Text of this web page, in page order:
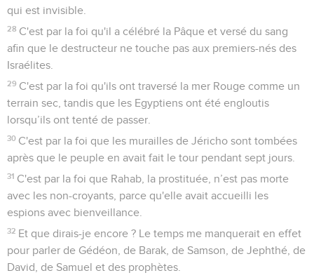
qui est invisible.
28 C'est par la foi qu'il a célébré la Pâque et versé du sang
afin que le destructeur ne touche pas aux premiers-nés des
Israélites.
29 C'est par la foi qu'ils ont traversé la mer Rouge comme un
terrain sec, tandis que les Egyptiens ont été engloutis
lorsqu’ils ont tenté de passer.
30 C'est par la foi que les murailles de Jéricho sont tombées
après que le peuple en avait fait le tour pendant sept jours.
31 C'est par la foi que Rahab, la prostituée, n’est pas morte
avec les non-croyants, parce qu'elle avait accueilli les
espions avec bienveillance.
32 Et que dirais-je encore ? Le temps me manquerait en effet
pour parler de Gédéon, de Barak, de Samson, de Jephthé, de
David, de Samuel et des prophètes.